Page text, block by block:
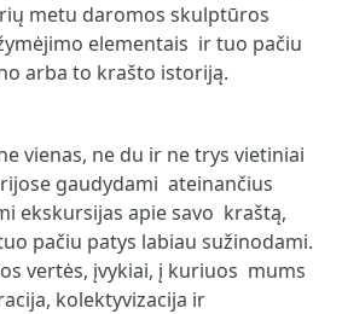
metu daromos skulptūros
elementais ir tuo pačiu
arba to krašto istoriją.
vienas, ne du ir ne trys vietiniai
gaudydami ateinančius
ekskursijas apie savo kraštą,
pačiu patys labiau sužinodami.
vertės, įvykiai, į kuriuos mums
kolektyvizacija ir